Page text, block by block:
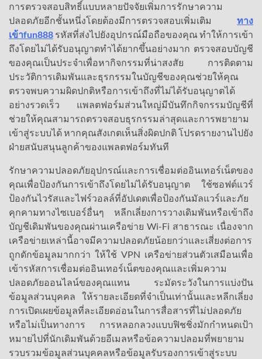
การตรวจสอบสิทธิ์แบบหลายปัจจัยเพิ่มการรักษาความ
ปลอดภัยอีกชั้นหนึ่งโดยต้องมีการตรวจสอบเพิ่มเติม ทาง
เข้าfun888 รหัสที่ส่งไปยังอุปกรณ์มือถือของคุณ ทำให้การเข้า
ถึงโดยไม่ได้รับอนุญาตทำได้ยากขึ้นอย่างมาก ตรวจสอบบัญชี
ของคุณเป็นประจำเพื่อหากิจกรรมที่น่าสงสัย การติดตาม
ประวัติการเดิมพันและธุรกรรมในบัญชีของคุณช่วยให้คุณ
ตรวจพบความผิดปกติหรือการเข้าถึงที่ไม่ได้รับอนุญาตได้
อย่างรวดเร็ว แพลตฟอร์มส่วนใหญ่มีบันทึกกิจกรรมบัญชีที่
ช่วยให้คุณสามารถตรวจสอบธุรกรรมล่าสุดและการพยายาม
เข้าสู่ระบบได้ หากคุณสังเกตเห็นสิ่งผิดปกติ โปรดรายงานไปยัง
ฝ่ายสนับสนุนลูกค้าของแพลตฟอร์มทันที
รักษาความปลอดภัยอุปกรณ์และการเชื่อมต่ออินเทอร์เน็ตของ
คุณเพื่อป้องกันการเข้าถึงโดยไม่ได้รับอนุญาต ใช้ซอฟต์แวร์
ป้องกันไวรัสและไฟร์วอลล์ที่อัปเดตเพื่อป้องกันมัลแวร์และภัย
คุกคามทางไซเบอร์อื่นๆ หลีกเลี่ยงการวางเดิมพันหรือเข้าถึง
บัญชีเดิมพันของคุณผ่านเครือข่าย Wi-Fi สาธารณะ เนื่องจาก
เครือข่ายเหล่านี้อาจมีความปลอดภัยน้อยกว่าและเสี่ยงต่อการ
ถูกดักข้อมูลมากกว่า ให้ใช้ VPN เครือข่ายส่วนตัวเสมือนเพื่อ
เข้ารหัสการเชื่อมต่ออินเทอร์เน็ตของคุณและเพิ่มความ
ปลอดภัยออนไลน์ของคุณแทน ระมัดระวังในการแบ่งปัน
ข้อมูลส่วนบุคคล ให้รายละเอียดที่จำเป็นเท่านั้นและหลีกเลี่ยง
การเปิดเผยข้อมูลที่ละเอียดอ่อนในการสื่อสารที่ไม่ปลอดภัย
หรือไม่เป็นทางการ การหลอกลวงแบบฟิชชิ่งมักกำหนดเป้า
หมายไปที่นักเดิมพันด้วยอีเมลหรือข้อความปลอมที่พยายาม
รวบรวมข้อมูลส่วนบุคคลหรือข้อมูลรับรองการเข้าสู่ระบบ